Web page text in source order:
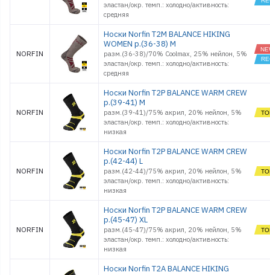
эластан/окр. темп.: холодно/активность:
средняя
NORFIN
Носки Norfin T2M BALANCE HIKING
WOMEN р.(36-38) M
разм.(36-38)/70% Coolmax, 25% нейлон, 5%
эластан/окр. темп.: холодно/активность:
средняя
NORFIN
Носки Norfin T2P BALANCE WARM CREW
р.(39-41) M
разм.(39-41)/75% акрил, 20% нейлон, 5%
эластан/окр. темп.: холодно/активность:
низкая
NORFIN
Носки Norfin T2P BALANCE WARM CREW
р.(42-44) L
разм.(42-44)/75% акрил, 20% нейлон, 5%
эластан/окр. темп.: холодно/активность:
низкая
NORFIN
Носки Norfin T2P BALANCE WARM CREW
р.(45-47) XL
разм.(45-47)/75% акрил, 20% нейлон, 5%
эластан/окр. темп.: холодно/активность:
низкая
Носки Norfin T2A BALANCE HIKING